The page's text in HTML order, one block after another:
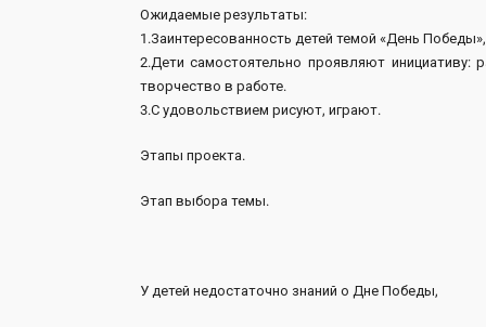
Ожидаемые результаты:
1.Заинтересованность детей темой «День
2.Дети самостоятельно проявляют
творчество в работе.
3.С удовольствием рисуют, играют.
Этапы проекта.
Этап выбора темы.
У детей недостаточно знаний о Дне Победы,